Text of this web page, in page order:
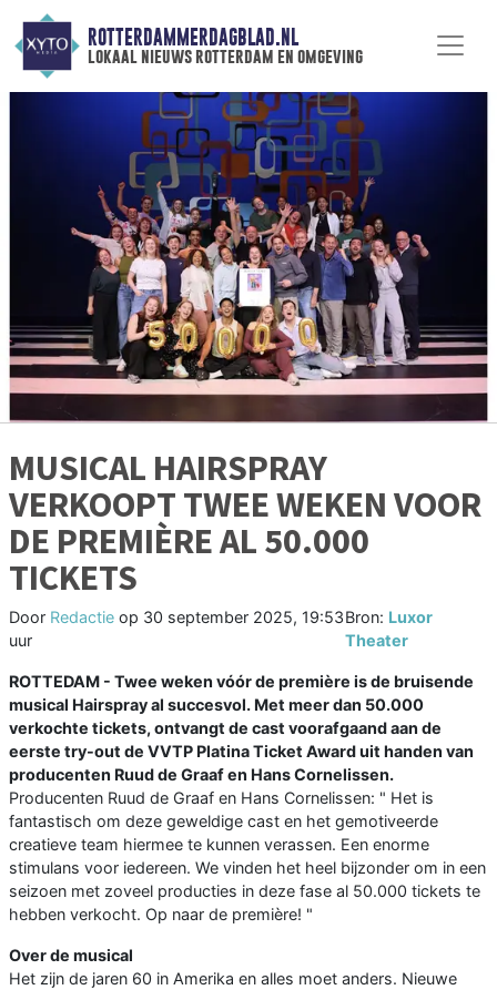
ROTTERDAMMERDAGBLAD.NL
lokaal nieuws rotterdam en omgeving
MUSICAL HAIRSPRAY
VERKOOPT TWEE WEKEN VOOR
DE PREMIÈRE AL 50.000
TICKETS
Door Redactie op 30 september 2025, 19:53
uur
Bron: Luxor
Theater
ROTTEDAM - Twee weken vóór de première is de bruisende
musical Hairspray al succesvol. Met meer dan 50.000
verkochte tickets, ontvangt de cast voorafgaand aan de
eerste try-out de VVTP Platina Ticket Award uit handen van
producenten Ruud de Graaf en Hans Cornelissen.
Producenten Ruud de Graaf en Hans Cornelissen: " Het is
fantastisch om deze geweldige cast en het gemotiveerde
creatieve team hiermee te kunnen verassen. Een enorme
stimulans voor iedereen. We vinden het heel bijzonder om in een
seizoen met zoveel producties in deze fase al 50.000 tickets te
hebben verkocht. Op naar de première! "
Over de musical
Het zijn de jaren 60 in Amerika en alles moet anders. Nieuwe